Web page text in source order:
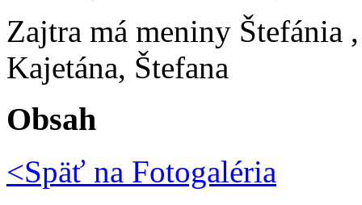
Zajtra má meniny Štefánia
Kajetána, Štefana
Obsah
<Späť na Fotogaléria